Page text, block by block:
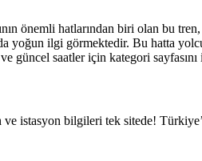
önemli hatlarından biri olan bu tren,
yoğun ilgi görmektedir. Bu hatta
güncel saatler için kategori
istasyon bilgileri tek sitede!